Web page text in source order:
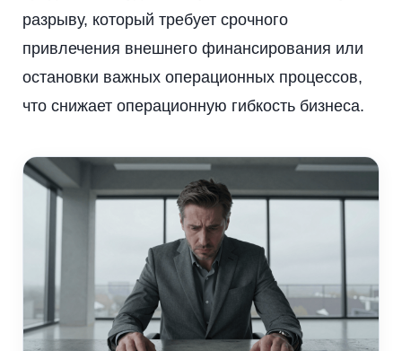
разрыву, который требует срочного
привлечения внешнего финансирования или
остановки важных операционных процессов,
что снижает операционную гибкость бизнеса.